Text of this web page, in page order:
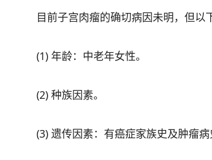
目前子宫肉瘤的确切病因未明，但以下
(1) 年龄：中老年女性。
(2) 种族因素。
(3) 遗传因素：有癌症家族史及肿瘤病